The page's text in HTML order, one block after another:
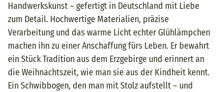
Handwerkskunst – gefertigt in Deutschland mit Liebe
zum Detail. Hochwertige Materialien, präzise
Verarbeitung und das warme Licht echter Glühlämpchen
machen ihn zu einer Anschaffung fürs Leben. Er bewahrt
ein Stück Tradition aus dem Erzgebirge und erinnert an
die Weihnachtszeit, wie man sie aus der Kindheit kennt.
Ein Schwibbogen, den man mit Stolz aufstellt – und